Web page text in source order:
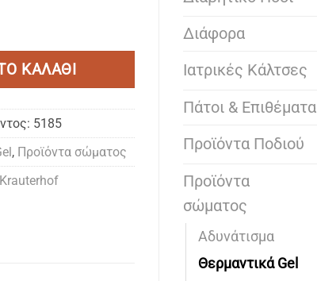
Διάφορα
Ιατρικές Κάλτσες
Πάτοι & Επιθέματα
Προϊόντα Ποδιού
Προϊόντα
σώματος
Αδυνάτισμα
Θερμαντικά Gel
& ΑΡΝΙΚΑ/ΨΥΚΤΙΚΟ 100 ml ποσότητα
ΚΑΛΆΘΙ
5185
, Προϊόντα σώματος
Krauterhof